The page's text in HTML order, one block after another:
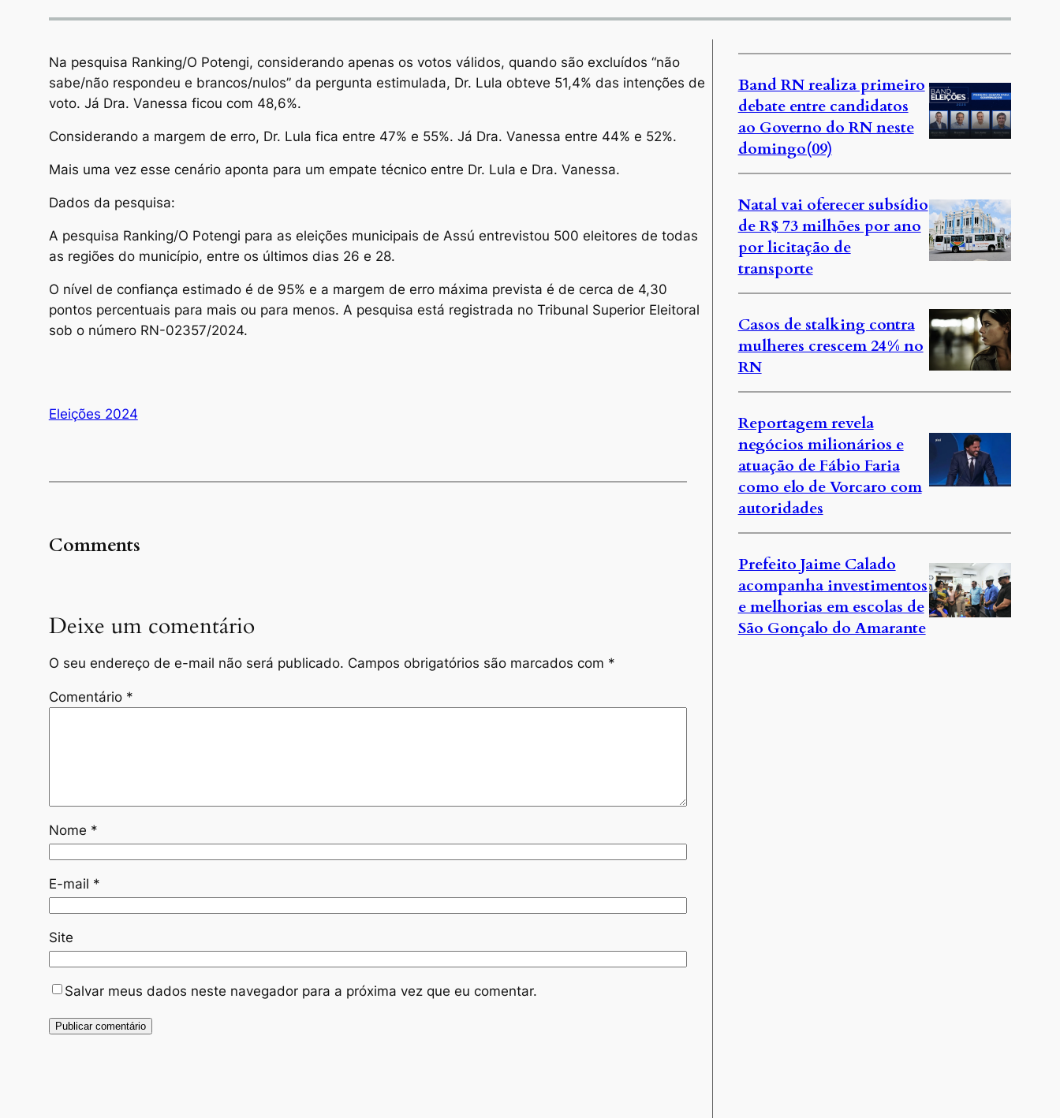
Na pesquisa Ranking/O Potengi, considerando apenas os votos válidos, quando são excluídos “não
sabe/não respondeu e brancos/nulos” da pergunta estimulada, Dr. Lula obteve 51,4% das intenções de
voto. Já Dra. Vanessa ficou com 48,6%.
Considerando a margem de erro, Dr. Lula fica entre 47% e 55%. Já Dra. Vanessa entre 44% e 52%.
Mais uma vez esse cenário aponta para um empate técnico entre Dr. Lula e Dra. Vanessa.
Dados da pesquisa:
A pesquisa Ranking/O Potengi para as eleições municipais de Assú entrevistou 500 eleitores de todas
as regiões do município, entre os últimos dias 26 e 28.
O nível de confiança estimado é de 95% e a margem de erro máxima prevista é de cerca de 4,30
pontos percentuais para mais ou para menos. A pesquisa está registrada no Tribunal Superior Eleitoral
sob o número RN-02357/2024.
Eleições 2024
Comments
Deixe um comentário
O seu endereço de e-mail não será publicado. Campos obrigatórios são marcados com *
Comentário *
Nome *
E-mail *
Site
Salvar meus dados neste navegador para a próxima vez que eu comentar.
Band RN realiza primeiro
debate entre candidatos
ao Governo do RN neste
domingo(09)
Natal vai oferecer subsídio
de R$ 73 milhões por ano
por licitação de
transporte
Casos de stalking contra
mulheres crescem 24% no
RN
Reportagem revela
negócios milionários e
atuação de Fábio Faria
como elo de Vorcaro com
autoridades
Prefeito Jaime Calado
acompanha investimentos
e melhorias em escolas de
São Gonçalo do Amarante